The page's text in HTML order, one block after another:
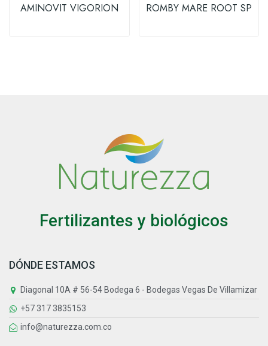
AMINOVIT VIGORION ROMBY MARE ROOT SP
Fertilizantes y biológicos
DÓNDE ESTAMOS
Diagonal 10A # 56-54 Bodega 6 - Bodegas Vegas De Villamizar
+57 317 3835153
info@naturezza.com.co